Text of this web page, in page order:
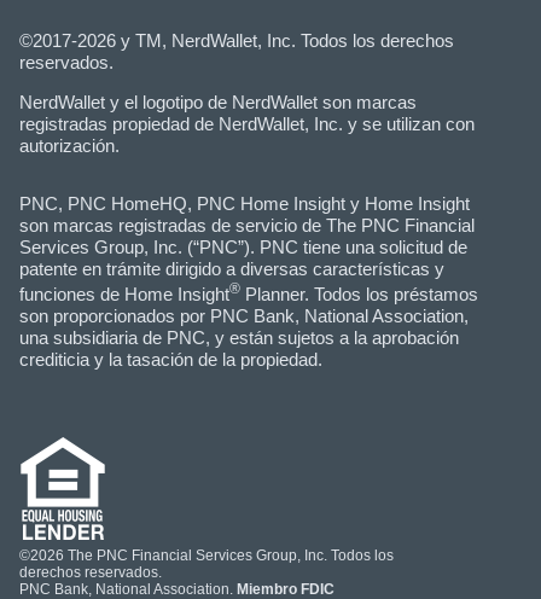
©2017-2026 y TM, NerdWallet, Inc. Todos los derechos
reservados.
NerdWallet y el logotipo de NerdWallet son marcas
registradas propiedad de NerdWallet, Inc. y se utilizan con
autorización.
PNC, PNC HomeHQ, PNC Home Insight y Home Insight
son marcas registradas de servicio de The PNC Financial
Services Group, Inc. (“PNC”). PNC tiene una solicitud de
patente en trámite dirigido a diversas características y
funciones de Home Insight® Planner. Todos los préstamos
son proporcionados por PNC Bank, National Association,
una subsidiaria de PNC, y están sujetos a la aprobación
crediticia y la tasación de la propiedad.
©2026 The PNC Financial Services Group, Inc. Todos los
derechos reservados.
PNC Bank, National Association. Miembro FDIC